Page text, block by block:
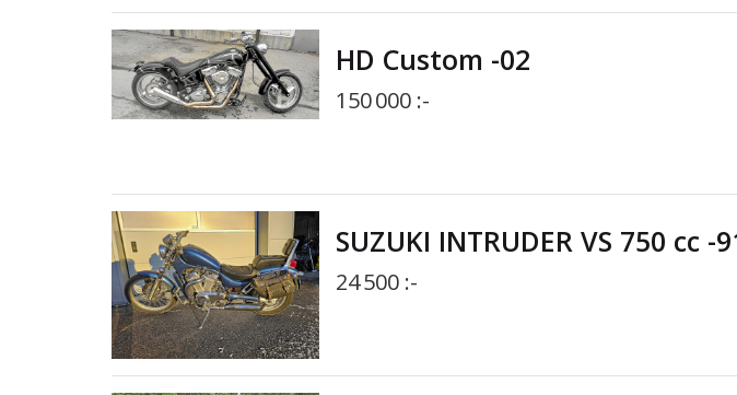
HD Custom -02
150 000 :-
SUZUKI INTRUDER VS 750 cc -
24 500 :-